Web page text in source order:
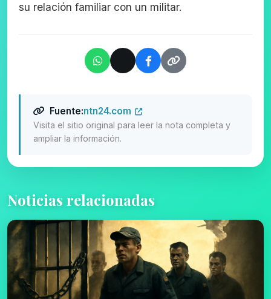
su relación familiar con un militar.
Fuente:ntn24.com
Visita el sitio original para leer la nota completa y
ampliar la información.
Noticias relacionadas